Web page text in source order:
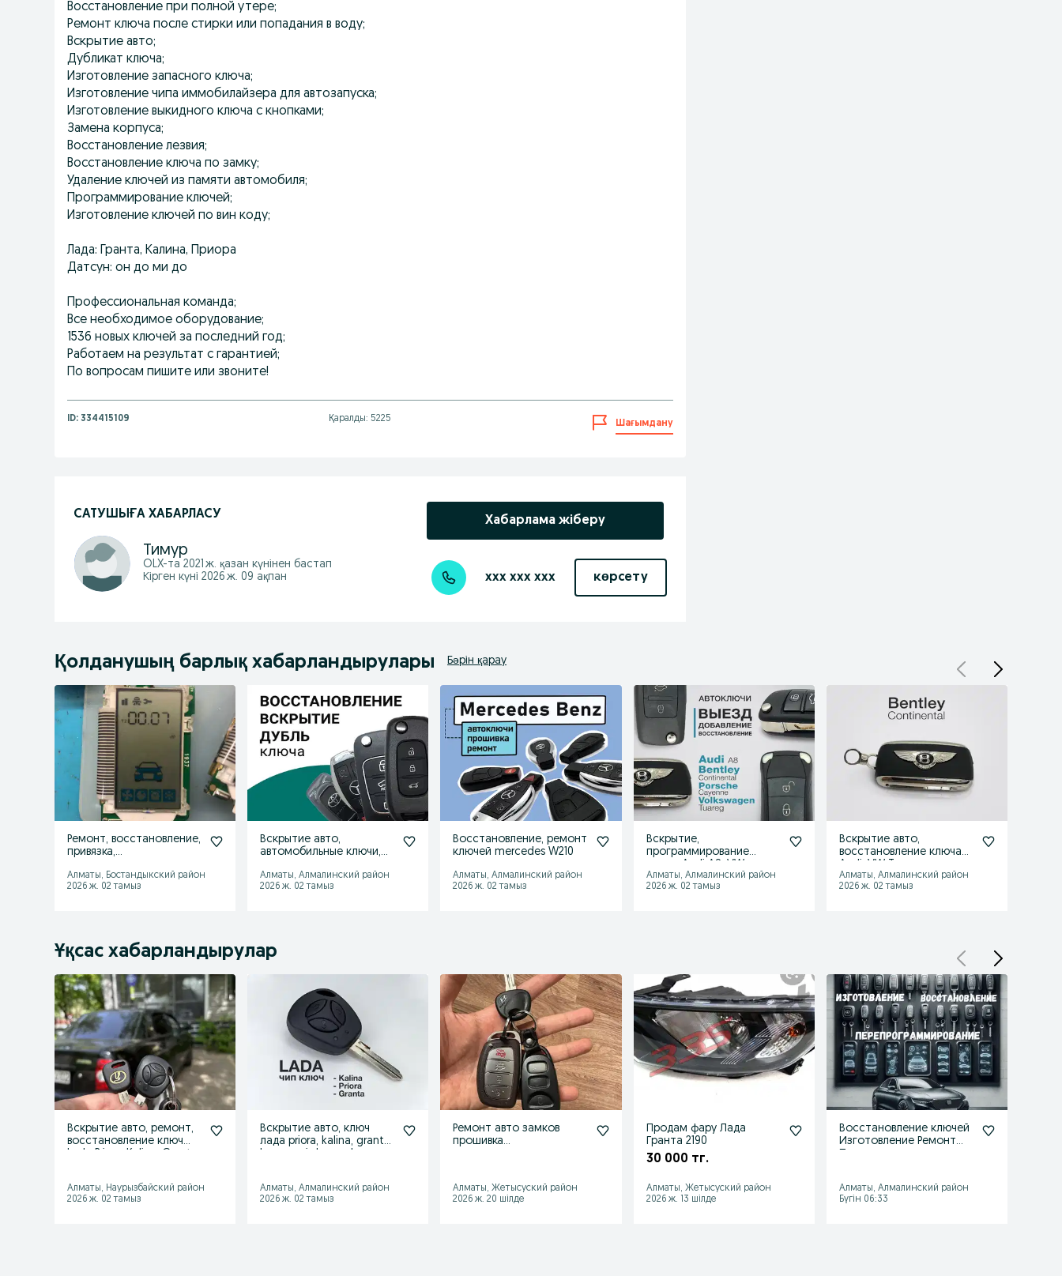
Восстановление при полной утере;
Ремонт ключа после стирки или попадания в воду;
Вскрытие авто;
Дубликат ключа;
Изготовление запасного ключа;
Изготовление чипа иммобилайзера для автозапуска;
Изготовление выкидного ключа с кнопками;
Замена корпуса;
Восстановление лезвия;
Восстановление ключа по замку;
Удаление ключей из памяти автомобиля;
Программирование ключей;
Изготовление ключей по вин коду;
Лада: Гранта, Калина, Приора
Датсун: он до ми до
Профессиональная команда;
Все необходимое оборудование;
1536 новых ключей за последний год;
Работаем на результат с гарантией;
По вопросам пишите или звоните!
ID: 334415109 Қаралды: 5225 Шағымдану
САТУШЫҒА ХАБАРЛАСУ
Тимур
OLX-та 2021 ж. қазан күнінен бастап
Кірген күні 2026 ж. 09 ақпан
Хабарлама жіберу
xxx xxx xxx көрсету
Қолданушың барлық хабарландырулары Бәрін қарау
Ремонт, восстановление,
привязка,
пульта сигнализаций
Алматы, Бостандыкский район
2026 ж. 02 тамыз
Вскрытие авто,
автомобильные ключи,
программирование
Алматы, Алмалинский район
2026 ж. 02 тамыз
Восстановление, ремонт
ключей mercedes W210
Алматы, Алмалинский район
2026 ж. 02 тамыз
Вскрытие,
программирование
Touareg, Bentley, Porshe
Алматы, Алмалинский район
2026 ж. 02 тамыз
Вскрытие авто,
восстановление ключа
Bentley, Porshe
Алматы, Алмалинский район
2026 ж. 02 тамыз
Ұқсас хабарландырулар
Вскрытие авто, ремонт,
восстановление ключ
Алматы, Наурызбайский район
2026 ж. 02 тамыз
Вскрытие авто, ключ
лада priora, kalina, granta,
Алматы, Алмалинский район
2026 ж. 02 тамыз
Ремонт авто замков
прошивка
Алматы, Жетысуский район
2026 ж. 20 шілде
Продам фару Лада
Гранта 2190
30 000 тг.
Алматы, Жетысуский район
2026 ж. 13 шілде
Восстановление ключей
Изготовление Ремонт
Алматы, Алмалинский район
Бүгін 06:33